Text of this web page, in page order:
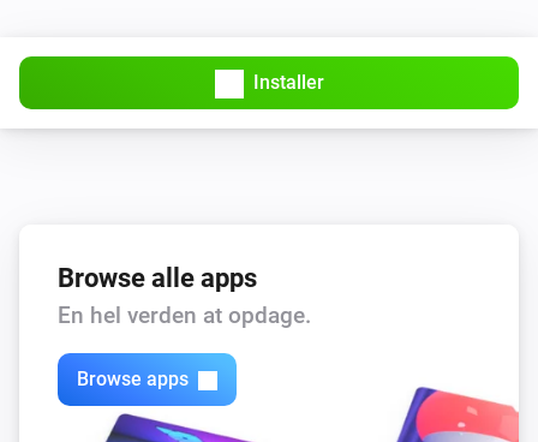
Installer
Browse alle apps
En hel verden at opdage.
Browse apps